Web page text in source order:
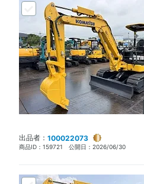
出品者： 100022073
商品ID： 159721 公開日： 2026/06/30